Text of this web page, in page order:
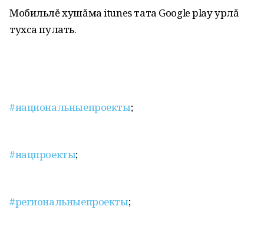
Мобильлĕ хушăма itunes тата Google play урлă
тухса пулать.
#национальныепроекты;
#нацпроекты;
#региональныепроекты;